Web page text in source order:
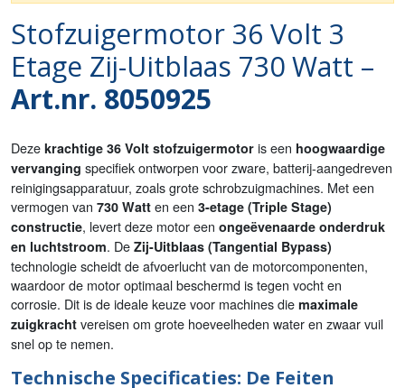
Stofzuigermotor 36 Volt 3
Etage Zij-Uitblaas 730 Watt –
Art.nr. 8050925
Deze krachtige 36 Volt stofzuigermotor is een hoogwaardige
vervanging specifiek ontworpen voor zware, batterij-aangedreven
reinigingsapparatuur, zoals grote schrobzuigmachines. Met een
vermogen van 730 Watt en een 3-etage (Triple Stage)
constructie, levert deze motor een ongeëvenaarde onderdruk
en luchtstroom. De Zij-Uitblaas (Tangential Bypass)
technologie scheidt de afvoerlucht van de motorcomponenten,
waardoor de motor optimaal beschermd is tegen vocht en
corrosie. Dit is de ideale keuze voor machines die maximale
zuigkracht vereisen om grote hoeveelheden water en zwaar vuil
snel op te nemen.
Technische Specificaties: De Feiten